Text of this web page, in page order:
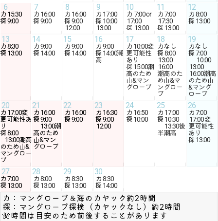
6
カ 15:30
探9:00
7
カ 16:00
探9:00
8
カ 16:00
探9:00
12:00
9
カ 17:00
探 10:00
13:00
10
カ 7:00or
17:00
探 13:00
11
カ 7:00
17:30
探 13:00
12
カ8:00
探 13:00
13
カ8:30
探 13:00
14
カ9:00
探 14:00
15
カ9:00
探 14:00
16
カ9:00
探 14:00潮
高
17
カ 10:00変
更可能性
あり
探 15:00潮
高のため
山&マン
グローブ
18
カなし
探 8:00
13:00
16:00
潮高のた
め山&マ
ングロー
ブ
19
カなし
探7:00
10:00
13:00
16:00潮高
のため山
&マング
ローブ
20
カ 17:00変
更可能性あ
り
探8:00
13:00潮高
のため山&
マングロー
ブ
21
カ 16:00
探9:00
13:00潮
高のため
山&マン
グローブ
22
カ 16:00
探9:00
23
カ 16:30
探9:00
12:00
24
カ 16:50
探 10:00
25
カ 17:00
探 10:30
13:30後
半潮高
26
カ7:00
17:00変
更可能性
あり
探 13:00
27
カ7:00
探 13:00
28
カ8:00
探 13:00
29
カ8:30
探 13:00
30
カ8:30
探 14:00
カ：マングローブ＆海のカヤック約2時間
探：マングローブ探検（カヤックなし）約2時間
🌺時間は目安のため前後することがあります